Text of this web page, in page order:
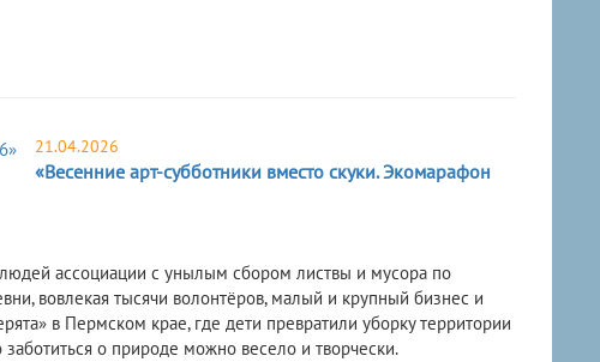
21.04.2026
«Весенние арт-субботники вместо скуки. Экомарафон
ассоциации с унылым сбором листвы и мусора по
вовлекая тысячи волонтёров, малый и крупный бизнес и
в Пермском крае, где дети превратили уборку территории
о природе можно весело и творчески.